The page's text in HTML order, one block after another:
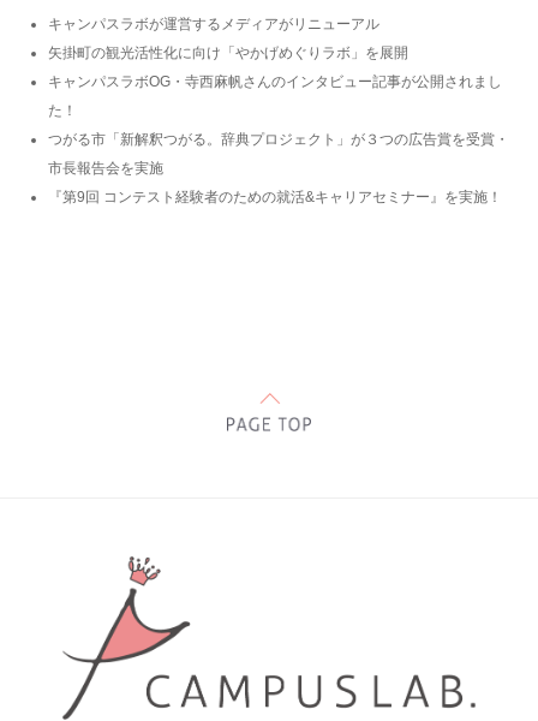
キャンパスラボが運営するメディアがリニューアル
矢掛町の観光活性化に向け「やかげめぐりラボ」を展開
キャンパスラボOG・寺西麻帆さんのインタビュー記事が公開されまし
た！
つがる市「新解釈つがる。辞典プロジェクト」が３つの広告賞を受賞・
市長報告会を実施
『第9回 コンテスト経験者のための就活&キャリアセミナー』を実施！